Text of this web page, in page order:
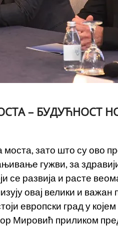
– БУДУЋНОСТ
зато што су ово
гужви, за
се развија и расте
овај велики и важан
европски град у
Мировић приликом